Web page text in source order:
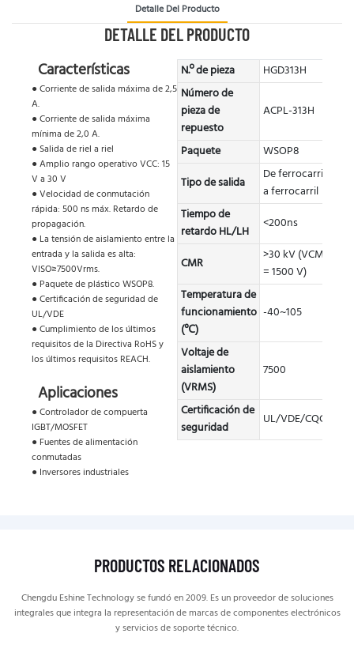
Detalle Del Producto
DETALLE DEL PRODUCTO
Características
● Corriente de salida máxima de 2,5
A.
● Corriente de salida máxima
mínima de 2,0 A.
● Salida de riel a riel
● Amplio rango operativo VCC: 15
V a 30 V
● Velocidad de conmutación
rápida: 500 ns máx. Retardo de
propagación.
● La tensión de aislamiento entre la
entrada y la salida es alta:
VISO≥7500Vrms.
● Paquete de plástico WSOP8.
● Certificación de seguridad de
UL/VDE
● Cumplimiento de los últimos
requisitos de la Directiva RoHS y
los últimos requisitos REACH.
Aplicaciones
● Controlador de compuerta
IGBT/MOSFET
● Fuentes de alimentación
conmutadas
● Inversores industriales
N.º de pieza
HGD313H
Número de
pieza de
repuesto
ACPL-313H
Paquete
WSOP8
Tipo de salida
De ferrocarril
a ferrocarril
Tiempo de
retardo HL/LH
<200ns
CMR
>30 kV (VCM
= 1500 V)
Temperatura de
funcionamiento
(℃)
-40~105
Voltaje de
aislamiento
(VRMS)
7500
Certificación de
seguridad
UL/VDE/CQC
PRODUCTOS RELACIONADOS
Chengdu Eshine Technology se fundó en 2009. Es un proveedor de soluciones
integrales que integra la representación de marcas de componentes electrónicos
y servicios de soporte técnico.